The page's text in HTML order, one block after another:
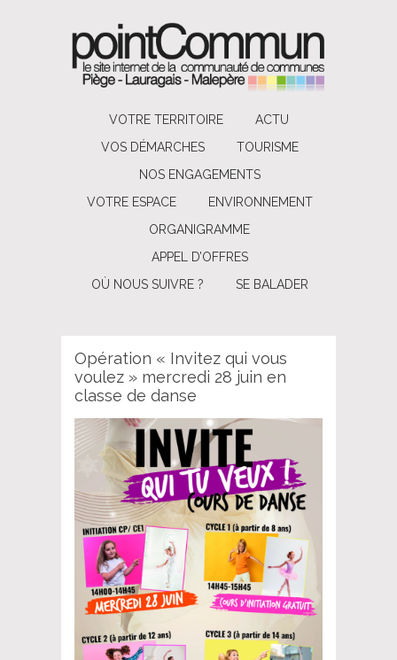
VOTRE TERRITOIRE
ACTU
VOS DÉMARCHES
TOURISME
NOS ENGAGEMENTS
VOTRE ESPACE
ENVIRONNEMENT
ORGANIGRAMME
APPEL D’OFFRES
OÙ NOUS SUIVRE ?
SE BALADER
Opération « Invitez qui vous
voulez » mercredi 28 juin en
classe de danse